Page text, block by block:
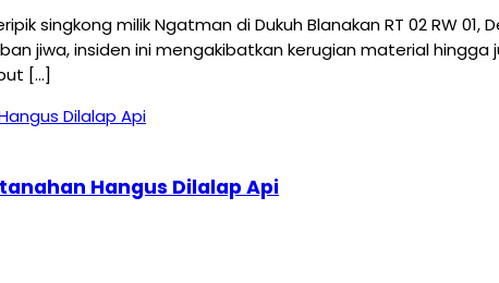
singkong milik Ngatman di Dukuh Blanakan RT 02 RW
jiwa, insiden ini mengakibatkan kerugian material hingga
[…]
Hangus Dilalap Api